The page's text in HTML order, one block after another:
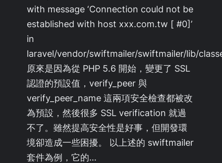
with message ‘Connection could not be
established with host xxx.com.tw [ #0]’
in
laravel/vendor/swiftmailer/swiftmailer/lib/
原來是因為從 PHP 5.6 開始，變更了 SSL
認證的預設值，verify_peer 與
verify_peer_name 這兩項安全檢查都被改
為預設，然後很多 SSL verification 就過
不了。雖然提高安全性是好事，但開發環
境卻造成一些困擾。 以上述的 swiftmailer
套件為例，它的…